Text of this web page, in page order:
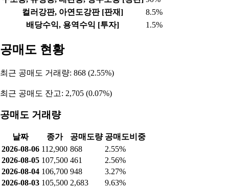
2026-07-09 -2,200 1,353 953
자산 비율
자산총계
매출 구성
구성 요소
컬러강판, 아연도강판 [판재]
배당수익, 용역수익 [투자]
공매도 현황